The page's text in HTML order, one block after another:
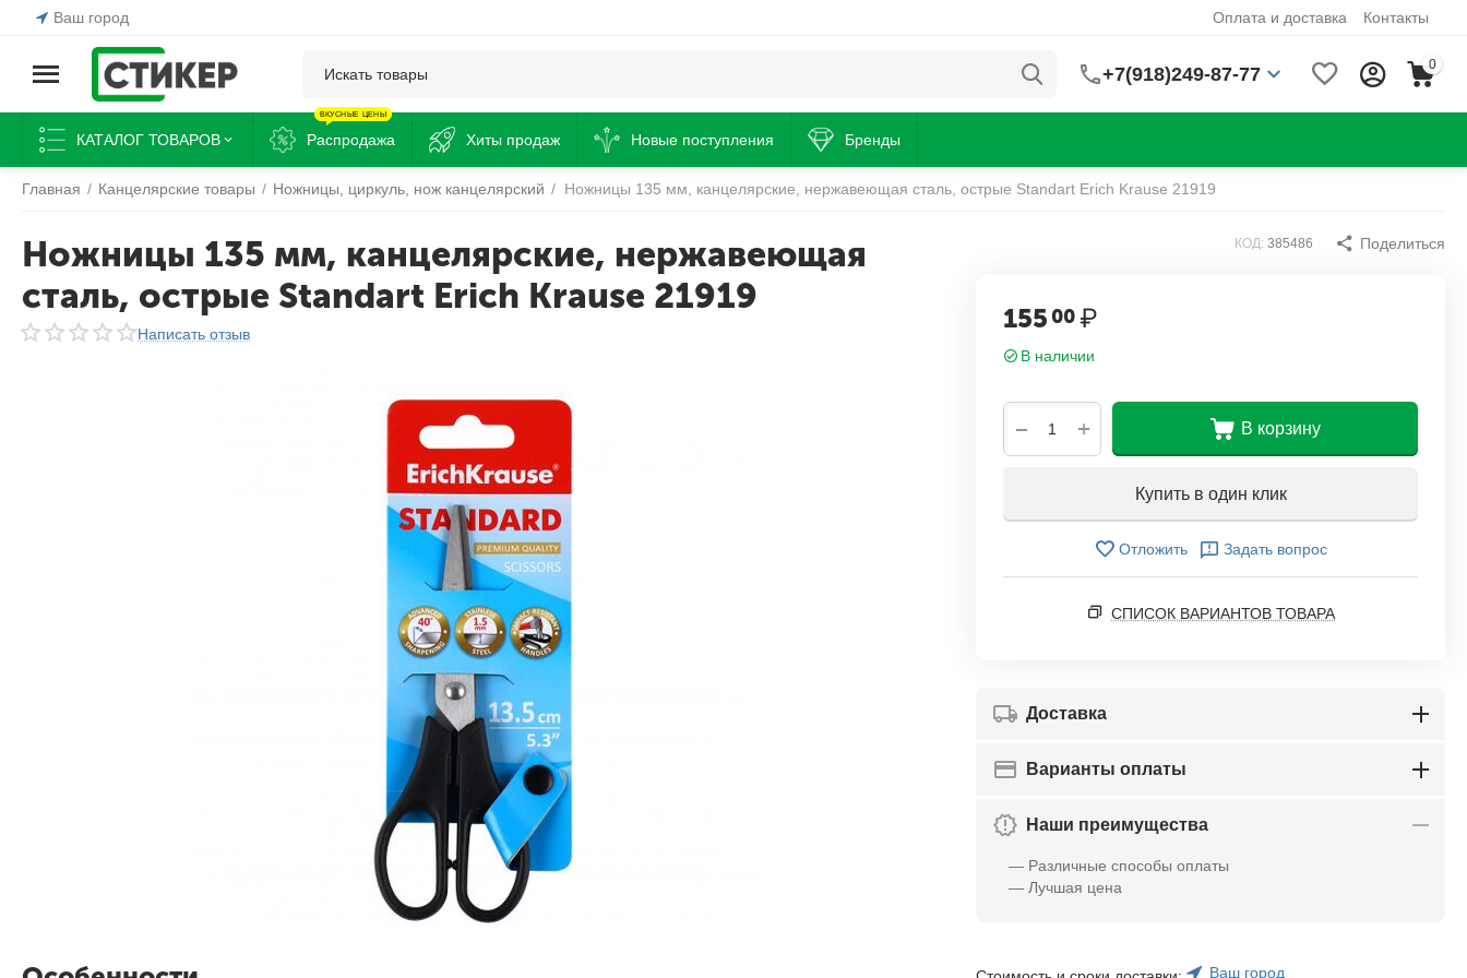
Ваш город Оплата и доставка Контакты
+7(918)249-87-77 0
КАТАЛОГ ТОВАРОВ Распродажа
ВКУСНЫЕ ЦЕНЫ
Хиты продаж Новые поступления Бренды
Главная / Канцелярские товары / Ножницы, циркуль, нож канцелярский / Ножницы 135 мм, канцелярские, нержавеющая сталь, острые Standart Erich Krause 21919
Ножницы 135 мм, канцелярские, нержавеющая
сталь, острые Standart Erich Krause 21919
Написать отзыв
КОД: 385486 Поделиться
155 00₽
В наличии
+
− В корзину
Купить в один клик
Отложить Задать вопрос
СПИСОК ВАРИАНТОВ ТОВАРА
Доставка
Варианты оплаты
Наши преимущества
— Различные способы оплаты
— Лучшая цена
Ваш город